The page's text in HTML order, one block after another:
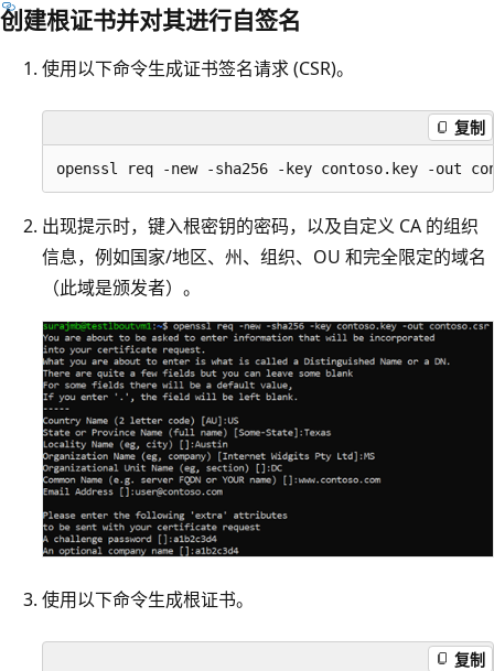
创建根证书并对其进行自签名
使用以下命令生成证书签名请求 (CSR)。
复制
出现提示时，键入根密钥的密码，以及自定义 CA 的组织
信息，例如国家/地区、州、组织、OU 和完全限定的域名
（此域是颁发者）。
使用以下命令生成根证书。
复制